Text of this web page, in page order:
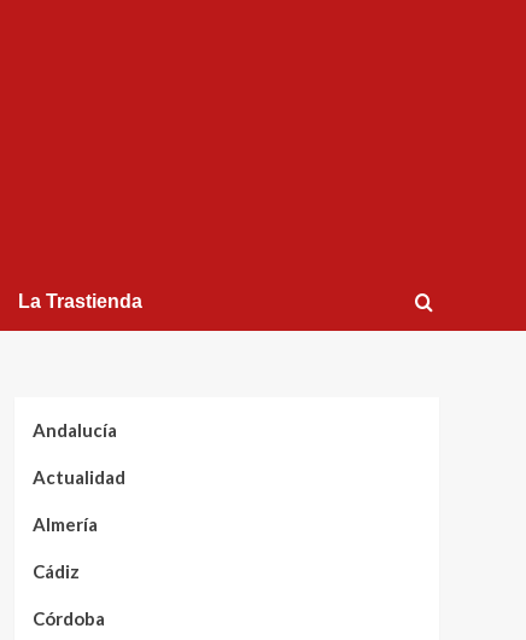
La Trastienda
Andalucía
Actualidad
Almería
Cádiz
Córdoba